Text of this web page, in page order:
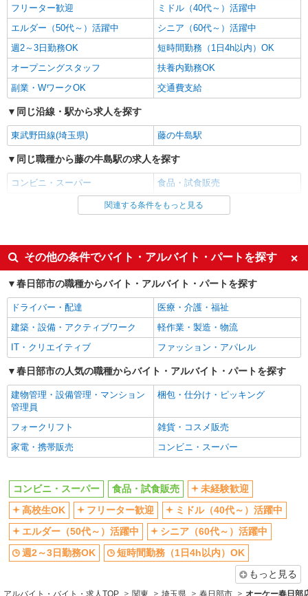
水産品の加工・品出し等
時給1260円〜時給1410円※時間・曜日によ
る ※加給含む 時給1260円〜 ※9時迄 時給＋
100円 ※16時（17時）以降 時給＋150円 ※日・
祝日 時給＋150円
埼玉県春日部市粕壁東1-20-30
キープ 詳細を見る
アルバイト パート
セブンイレブン 庄和西金野井神明通り店（557100）
コンビニスタッフ
［1］時給1171円（高校生／時給1171円）
［2］〜［4］時給1141円（高校生／時給1141円）
埼玉県春日部市西金野井559
業務委託
かぞヤクルト販売株式会社／牛島センター
ヤクルトスタッフ
報酬／完全出来高制 ☆少日数から気軽に始め
られます！ 平均月収9万円 ◎扶養の範囲内OK ◎
扶養の範囲を超えた高収入も応相談 働ける時間や
環境に合わせて最大限に考慮します。 ※収入補償
／92,000円〜（週4日の場合）（3ヶ月間） ◆商品
買取りなし！働いた分はしっかり稼げます◎ ※研
修期間／20日間／4500円／日 収入保障期間：3か
【宅配センター】牛島 埼玉県春日部市牛島62-
キープ 詳細を見る
業務委託
埼玉東部ヤクルト販売株式会社／豊春センター
ヤクルトスタッフ
★収入補償 1ヶ月目：1日3,500円 2〜5ヶ月
仕事の場合5,000円×20日＝100,000円 ※扶養内は
月収108,000円まで 平均月収130,000円 ◆商品買
取りなし！働いた分はしっかり稼げます 収入保障
期間：5か月
【宅配センター】豊春 埼玉県春日部市上蛭田
240-11 （豊春第一コーポ）
キープ 詳細を見る
業務委託
ヤクルトスタッフ
フリーター歓迎
ミドル（40代～）活躍中
エルダー（50代～）活躍中
シニア（60代～）活躍中
週2～3日勤務OK
短時間勤務（1日4h以内）OK
オープニングスタッフ
扶養内勤務OK
副業・WワークOK
交通費支給
同じ沿線・駅から求人を探す
東武野田線(埼玉県) 藤の牛島駅
同じ職種から藤の牛島駅の求人を探す
コンビニ・スーパー 食品・試食販売
同じ雇用形態から藤の牛島駅の求人を探す
同じ特徴から藤の牛島駅の求人を探す
未経験歓迎
高校生OK
フリーター歓迎
ミドル（40代～）活躍中
エルダー（50代～）活躍中
シニア（60代～）活躍中
週2～3日勤務OK
短時間勤務（1日4h以内）OK
オープニングスタッフ
扶養内勤務OK
副業・WワークOK
交通費支給
同じ職種から求人を探す
販売・接客サービス
コンビニ・スーパー
食品・試食販売
未経験歓迎
高校生OK
ミドル（40代～）活躍中
週2～3日勤務OK
短時間勤務（1日4h以内）OK
オープニングスタッフ
扶養内勤務OK
副業・WワークOK
関連する条件をもっと見る
その他の条件でバイト・アルバイト・パートを探す
春日部市の職種からバイト・アルバイト・パートを探す
ドライバー・配達
医療・介護・福祉
建築・設備・アクティブワーク
軽作業・製造・物流
IT・クリエイティブ
ファッション・アパレル
春日部市の人気の職種からバイト・アルバイト・パートを探す
建物管理・設備管理・マンション
管理員
梱包・仕分け・ピッキング
フォークリフト
雑貨・コスメ販売
家電・携帯販売
コンビニ・スーパー
コンビニ・スーパー 食品・試食販売
未経験歓迎
高校生OK
フリーター歓迎
ミドル（40代～）活躍中
エルダー（50代～）活躍中
シニア（60代～）活躍中
週2～3日勤務OK
短時間勤務（1日4h以内）OK
もっと見る
アルバイト・バイト・求人TOP 関東 埼玉県 春日部市 オーケー春日部